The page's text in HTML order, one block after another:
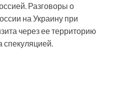
Разговоры о
на Украину при
через ее территорию
спекуляцией.